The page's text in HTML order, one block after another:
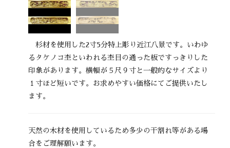
杉材を使用した2寸5分特上彫り近江八景です。いわゆ
るタケノコ杢といわれる杢目の通った板ですっきりした
印象があります。横幅が５尺９寸と一般的なサイズより
１寸ほど短いです。お求めやすい価格にてご提供いたし
ます。
天然の木材を使用しているため多少の干割れ等がある場
合をご理解願います。